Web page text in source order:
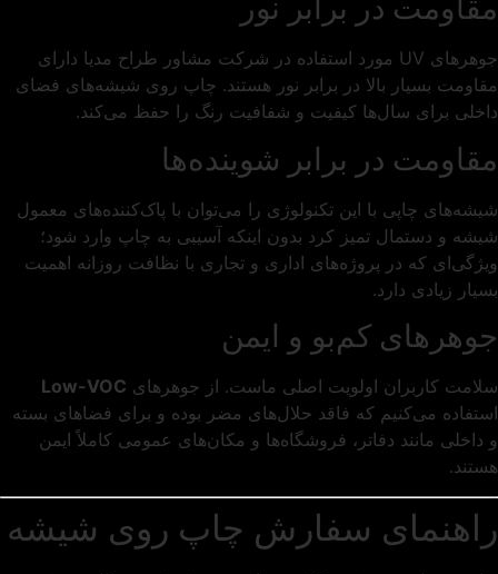
مقاومت در برابر نور
جوهرهای UV مورد استفاده در شرکت مشاور طراح مدیا دارای
مقاومت بسیار بالا در برابر نور هستند. چاپ روی شیشه‌های فضای
داخلی برای سال‌ها کیفیت و شفافیت رنگ را حفظ می‌کند.
مقاومت در برابر شوینده‌ها
شیشه‌های چاپی با این تکنولوژی را می‌توان با پاک‌کننده‌های معمول
شیشه و دستمال تمیز کرد بدون اینکه آسیبی به چاپ وارد شود؛
ویژگی‌ای که در پروژه‌های اداری و تجاری با نظافت روزانه اهمیت
بسیار زیادی دارد.
جوهرهای کم‌بو و ایمن
سلامت کاربران اولویت اصلی ماست. از جوهرهای Low-VOC
استفاده می‌کنیم که فاقد حلال‌های مضر بوده و برای فضاهای بسته
و داخلی مانند دفاتر، فروشگاه‌ها و مکان‌های عمومی کاملاً ایمن
هستند.
راهنمای سفارش چاپ روی شیشه